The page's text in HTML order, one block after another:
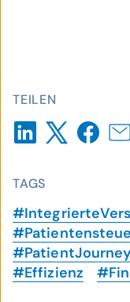
TEILEN
TAGS
#PatientJourney
#Effizienz